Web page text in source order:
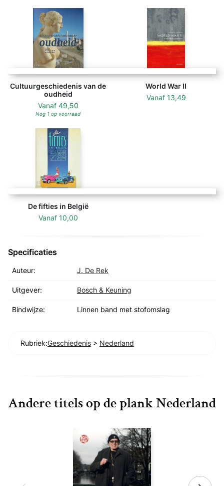
Cultuurgeschiedenis van de
oudheid
Vanaf 49,50
Nog 1 op voorraad
World War II
Vanaf 13,49
De fifties in België
Vanaf 10,00
Specificaties
Auteur: J. De Rek
Uitgever: Bosch & Keuning
Bindwijze: Linnen band met stofomslag
Rubriek:Geschiedenis > Nederland
Andere titels op de plank Nederland